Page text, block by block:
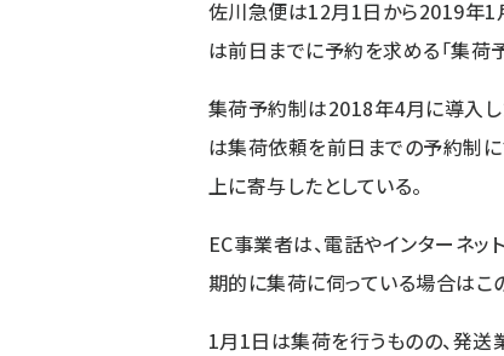
佐川急便は12月1日から2019年1
は前日までに予約を求める「集荷
集荷予約制は2018年4月に導入し
は集荷依頼を前日までの予約制に
上に寄与したとしている。
EC事業者は、電話やインターネッ
期的に集荷に伺っている場合はこ
1月1日は集荷を行うものの、発送